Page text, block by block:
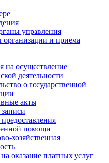
управления
организации и приема
на осуществление
деятельности
о государственной
акты
помощи
хозяйственная
оказание платных услуг